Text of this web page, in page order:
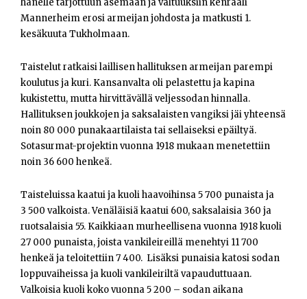
hänelle tarjottuun asemaan ja valtuuksiin kenraali
Mannerheim erosi armeijan johdosta ja matkusti 1.
kesäkuuta Tukholmaan.
Taistelut ratkaisi laillisen hallituksen armeijan parempi
koulutus ja kuri. Kansanvalta oli pelastettu ja kapina
kukistettu, mutta hirvittävällä veljessodan hinnalla.
Hallituksen joukkojen ja saksalaisten vangiksi jäi yhteensä
noin 80 000 punakaartilaista tai sellaiseksi epäiltyä.
Sotasurmat-projektin vuonna 1918 mukaan menetettiin
noin 36 600 henkeä.
Taisteluissa kaatui ja kuoli haavoihinsa 5 700 punaista ja
3 500 valkoista. Venäläisiä kaatui 600, saksalaisia 360 ja
ruotsalaisia 55. Kaikkiaan murheellisena vuonna 1918 kuoli
27 000 punaista, joista vankileireillä menehtyi 11 700
henkeä ja teloitettiin 7 400. Lisäksi punaisia katosi sodan
loppuvaiheissa ja kuoli vankileiriltä vapauduttuaan.
Valkoisia kuoli koko vuonna 5 200 – sodan aikana